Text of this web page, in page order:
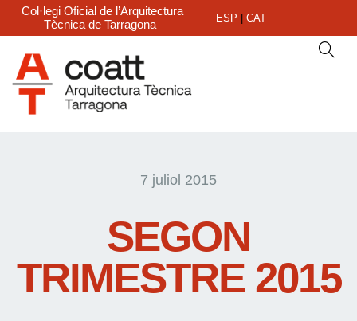
Col·legi Oficial de l’Arquitectura
Tècnica de Tarragona
ESP CAT
7 juliol 2015
SEGON
TRIMESTRE 2015